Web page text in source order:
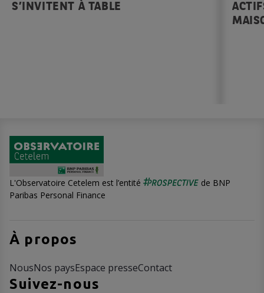
S’INVITENT À TABLE
L'Observatoire Cetelem est l’entité
de BNP
Paribas Personal Finance
À propos
NousNos paysEspace presseContact
Suivez-nous